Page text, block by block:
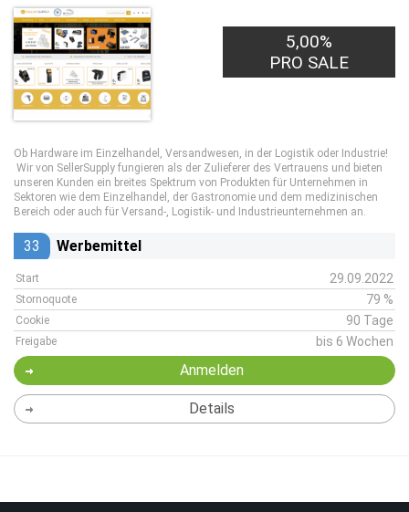
5,00%
PRO SALE
Ob Hardware im Einzelhandel, Versandwesen, in der Logistik oder Industrie!
Wir von SellerSupply fungieren als der Zulieferer des Vertrauens und bieten
unseren Kunden ein breites Spektrum von Produkten für Unternehmen in
Sektoren wie dem Einzelhandel, der Gastronomie und dem medizinischen
Bereich oder auch für Versand-, Logistik- und Industrieunternehmen an.
33 Werbemittel
Start 29.09.2022
Stornoquote 79 %
Cookie 90 Tage
Freigabe bis 6 Wochen
Anmelden
Details